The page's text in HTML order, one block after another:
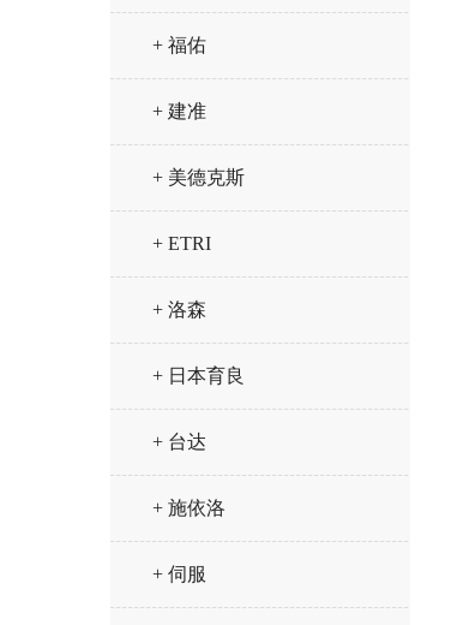
+ 福佑
+ 建准
+ 美德克斯
+ ETRI
+ 洛森
+ 日本育良
+ 台达
+ 施依洛
+ 伺服